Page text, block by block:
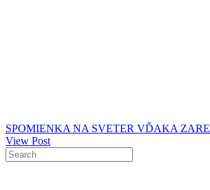
SPOMIENKA NA SVETER VĎAKA ZARE
View Post